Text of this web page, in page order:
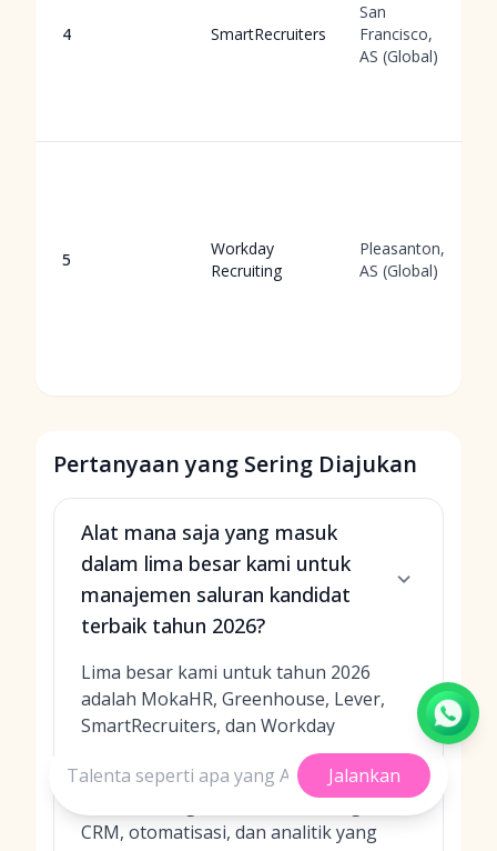
4 SmartRecruiters
San
Francisco,
AS (Global)
5
Workday
Recruiting
Pleasanton,
AS (Global)
Pertanyaan yang Sering Diajukan
Alat mana saja yang masuk
dalam lima besar kami untuk
manajemen saluran kandidat
terbaik tahun 2026?
Lima besar kami untuk tahun 2026
adalah MokaHR, Greenhouse, Lever,
SmartRecruiters, dan Workday
Recruiting. Saya memilih platform yang
memadukan pemodelan saluran yang
fleksibel dengan keterlibatan tingkat
CRM, otomatisasi, dan analitik yang
Jalankan